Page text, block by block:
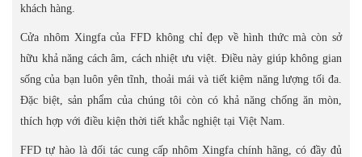
khách hàng.
Cửa nhôm Xingfa của FFD không chỉ đẹp về hình thức mà còn sở
hữu khả năng cách âm, cách nhiệt ưu việt. Điều này giúp không gian
sống của bạn luôn yên tĩnh, thoải mái và tiết kiệm năng lượng tối đa.
Đặc biệt, sản phẩm của chúng tôi còn có khả năng chống ăn mòn,
thích hợp với điều kiện thời tiết khắc nghiệt tại Việt Nam.
FFD tự hào là đối tác cung cấp nhôm Xingfa chính hãng, có đầy đủ